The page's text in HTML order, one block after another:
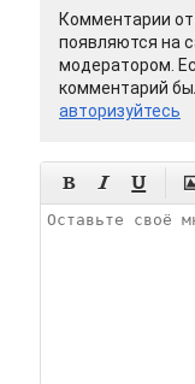
Комментарии
появляются на
модератором.
комментарий
авторизуйтесь
  